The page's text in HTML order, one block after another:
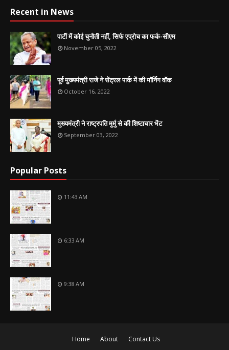
Recent in News
पार्टी में कोई चुनौती नहीं, सिर्फ एप्रोच का फर्क-सीएम
November 05, 2022
पूर्व मुख्यमंत्री राजे ने सेंट्रल पार्क में की मॉर्निग वॉक
October 16, 2022
मुख्यमंत्री ने राष्ट्रपति मुर्मु से की शिष्टाचार भेंट
September 03, 2022
Popular Posts
11:43 AM
6:33 AM
9:38 AM
Home About Contact Us